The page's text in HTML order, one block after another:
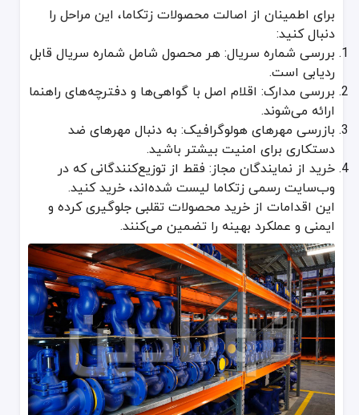
برای اطمینان از اصالت محصولات زتکاما، این مراحل را
دنبال کنید:
بررسی شماره سریال: هر محصول شامل شماره سریال قابل
ردیابی است.
بررسی مدارک: اقلام اصل با گواهی‌ها و دفترچه‌های راهنما
ارائه می‌شوند.
بازرسی مهرهای هولوگرافیک: به دنبال مهرهای ضد
دستکاری برای امنیت بیشتر باشید.
خرید از نمایندگان مجاز: فقط از توزیع‌کنندگانی که در
وب‌سایت رسمی زتکاما لیست شده‌اند، خرید کنید.
این اقدامات از خرید محصولات تقلبی جلوگیری کرده و
ایمنی و عملکرد بهینه را تضمین می‌کنند.